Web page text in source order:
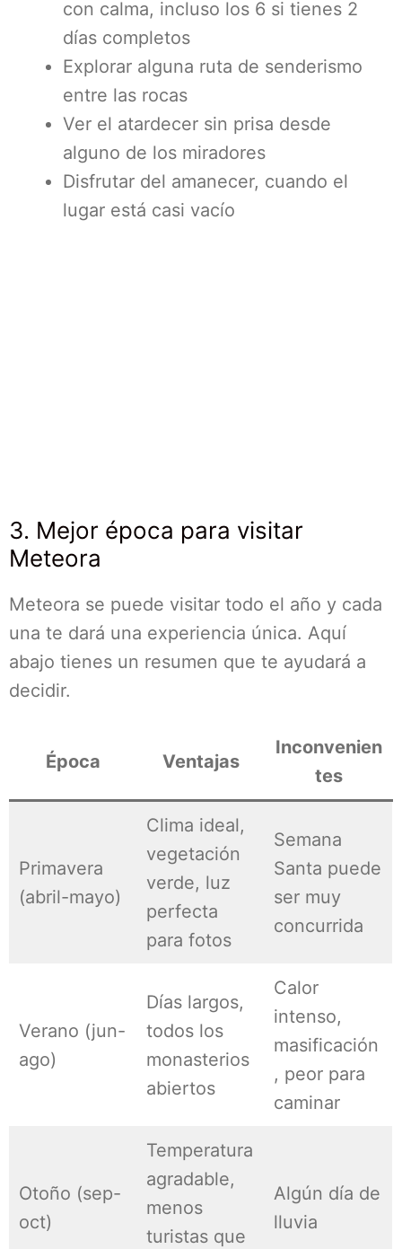
con calma, incluso los 6 si tienes 2
días completos
Explorar alguna ruta de senderismo
entre las rocas
Ver el atardecer sin prisa desde
alguno de los miradores
Disfrutar del amanecer, cuando el
lugar está casi vacío
3. Mejor época para visitar
Meteora
Meteora se puede visitar todo el año y cada
una te dará una experiencia única. Aquí
abajo tienes un resumen que te ayudará a
decidir.
Época Ventajas
Inconvenien
tes
Primavera
(abril-mayo)
Clima ideal,
vegetación
verde, luz
perfecta
para fotos
Semana
Santa puede
ser muy
concurrida
Verano (jun-
ago)
Días largos,
todos los
monasterios
abiertos
Calor
intenso,
masificación
, peor para
caminar
Otoño (sep-
oct)
Temperatura
agradable,
menos
turistas que
Algún día de
lluvia